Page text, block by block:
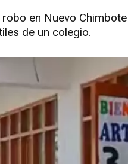
en Nuevo
de un colegio.